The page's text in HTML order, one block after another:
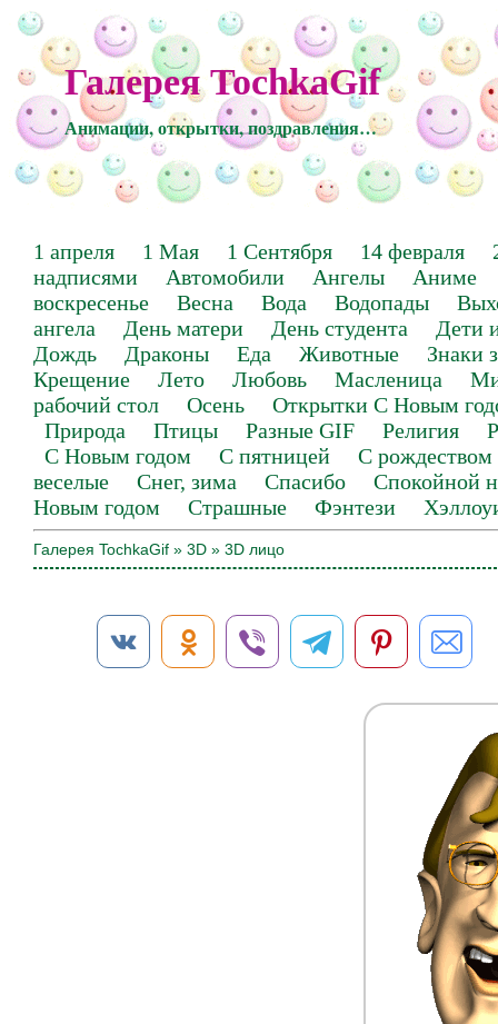
Галерея TochkaGif
Анимации, открытки, поздравления…
1 апреля 1 Мая 1 Сентября 14 февраля
надписями
Автомобили Ангелы
Аниме
воскресенье
Весна Вода Водопады
ангела
День матери День студента
Дети
Дождь
Драконы Еда Животные
Знаки
Крещение
Лето Любовь Масленица
рабочий стол
Осень
Открытки С Новым
Природа
Птицы Разные GIF Религия
С Новым годом
С пятницей
С рождеством
веселые
Снег, зима Спасибо
Спокойной
Новым годом
Страшные Фэнтези
Галерея TochkaGif » 3D » 3D лицо